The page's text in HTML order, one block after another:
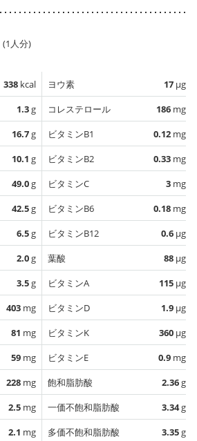
(1人分)
338 kcal
1.3g
16.7g
10.1 g
49.0g
42.5g
6.5g
2.0g
3.5g
403 mg
81 mg
59 mg
228 mg
2.5 mg
2.1 mg
ヨウ素 17 µg
コレステロール
186 mg
ビタミンB1
0.12 mg
ビタミンB2
0.33 mg
ビタミンC
3 mg
ビタミンB6
0.18 mg
ビタミンB12
0.6 µg
葉酸
88 µg
ビタミンA
115 µg
ビタミンD
1.9 µg
ビタミンK
360 µg
ビタミンE
0.9 mg
飽和脂肪酸
2.36g
一価不飽和脂肪酸
3.34g
多価不飽和脂肪酸
3.35g